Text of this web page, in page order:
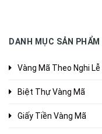
DANH MỤC SẢN PHẨM
Vàng Mã Theo Nghi Lễ
Biệt Thự Vàng Mã
Giấy Tiền Vàng Mã